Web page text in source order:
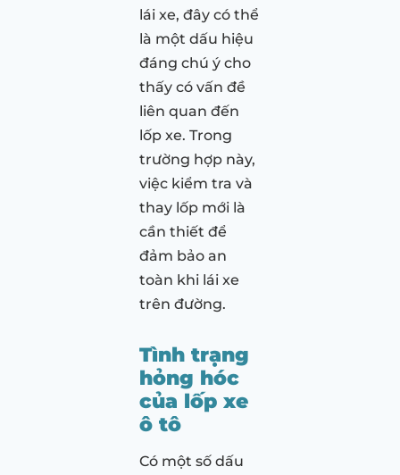
lái xe, đây có thể
là một dấu hiệu
đáng chú ý cho
thấy có vấn đề
liên quan đến
lốp xe. Trong
trường hợp này,
việc kiểm tra và
thay lốp mới là
cần thiết để
đảm bảo an
toàn khi lái xe
trên đường.
Tình trạng
hỏng hóc
của lốp xe
ô tô
Có một số dấu